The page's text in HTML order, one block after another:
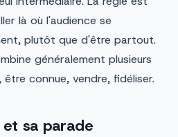
là où l'audience se
plutôt que d'être partout.
généralement plusieurs
connue, vendre, fidéliser.
sa parade